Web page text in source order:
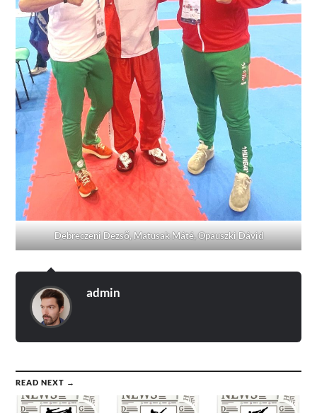
Debreczeni Dezső, Matusak Máté, Opauszki Dávid
admin
READ NEXT →